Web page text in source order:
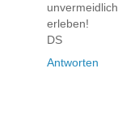
erleben!
DS
Antworten